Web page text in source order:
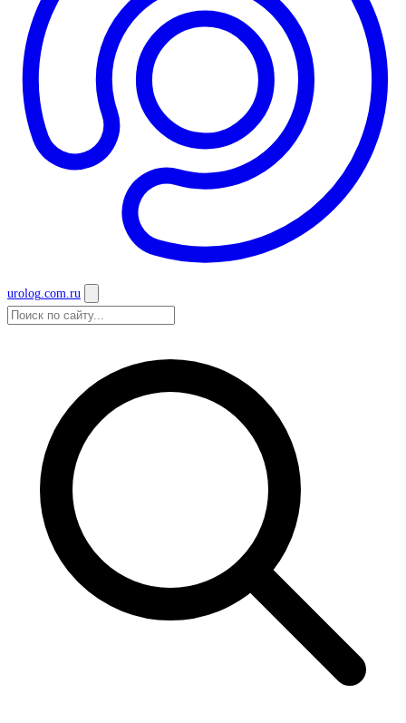
urolog.com.ru